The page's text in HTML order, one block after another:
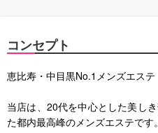
コンセプト
恵比寿・中目黒No.1メンズエステ
当店は、20代を中心とした美し
た都内最高峰のメンズエステです。